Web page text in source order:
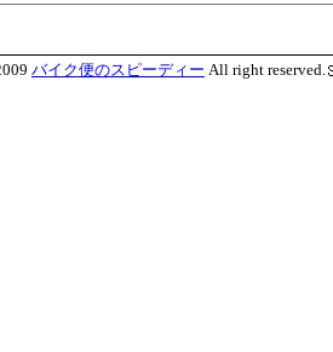
バイク便のスピーディー All right reserved.